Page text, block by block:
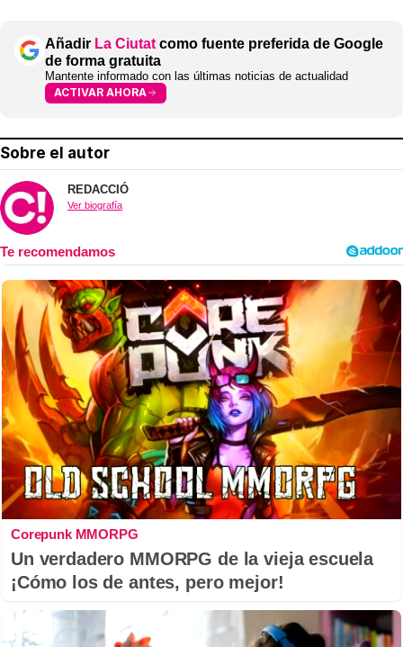
Añadir La Ciutat como fuente preferida de Google
de forma gratuita
Mantente informado con las últimas noticias de actualidad
ACTIVAR AHORA
Sobre el autor
REDACCIÓ
Ver biografía
Corepunk MMORPG
Un verdadero MMORPG de la vieja escuela
¡Cómo los de antes, pero mejor!